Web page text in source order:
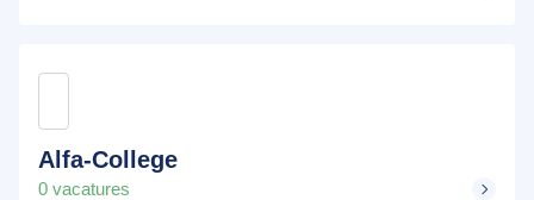
Alfa-College
0 vacatures